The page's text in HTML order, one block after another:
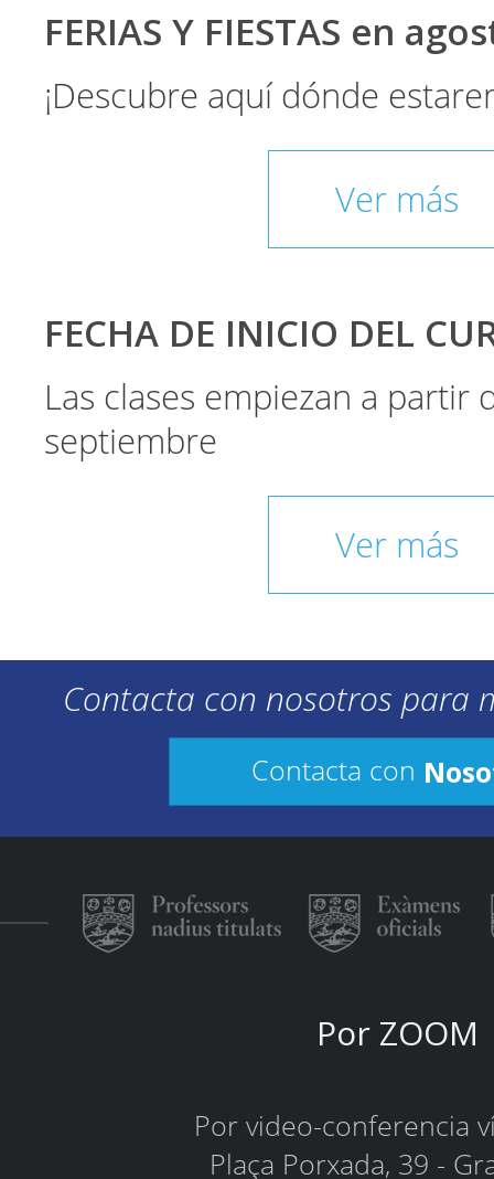
FERIAS Y FIESTAS en
¡Descubre aquí dónde
Ver más
FECHA DE INICIO DEL
Las clases empiezan a partir
septiembre
Ver más
Contacta con nosotros para
Contacta con
Por ZOOM
Por video-conferencia
Plaça Porxada, 39 -